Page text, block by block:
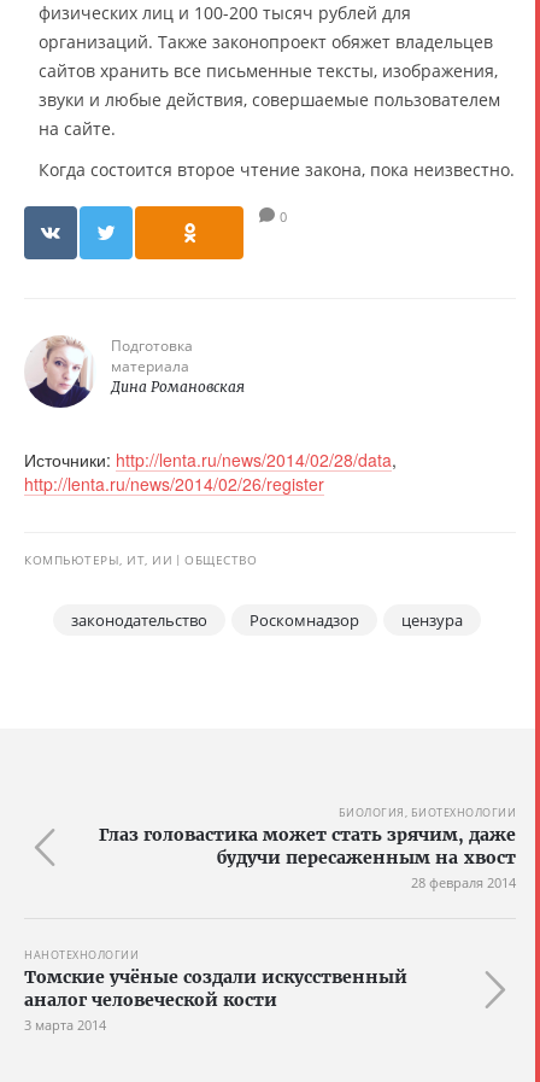
физических лиц и 100-200 тысяч рублей для
организаций. Также законопроект обяжет владельцев
сайтов хранить все письменные тексты, изображения,
звуки и любые действия, совершаемые пользователем
на сайте.
Когда состоится второе чтение закона, пока неизвестно.
0
Подготовка
материала
Дина Романовская
Источники: http://lenta.ru/news/2014/02/28/data,
http://lenta.ru/news/2014/02/26/register
КОМПЬЮТЕРЫ, ИТ, ИИ ОБЩЕСТВО
законодательство Роскомнадзор цензура
БИОЛОГИЯ, БИОТЕХНОЛОГИИ
Глаз головастика может стать зрячим, даже
будучи пересаженным на хвост
28 февраля 2014
НАНОТЕХНОЛОГИИ
Томские учёные создали искусственный
аналог человеческой кости
3 марта 2014